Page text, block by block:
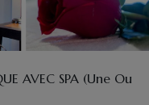
AVEC SPA (une Ou